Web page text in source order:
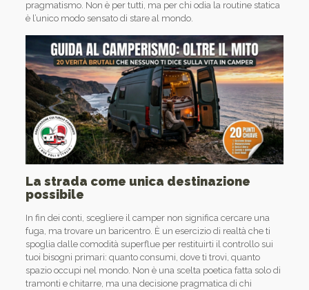
pragmatismo. Non è per tutti, ma per chi odia la routine statica
è l’unico modo sensato di stare al mondo.
La strada come unica destinazione
possibile
In fin dei conti, scegliere il camper non significa cercare una
fuga, ma trovare un baricentro. È un esercizio di realtà che ti
spoglia dalle comodità superflue per restituirti il controllo sui
tuoi bisogni primari: quanto consumi, dove ti trovi, quanto
spazio occupi nel mondo. Non è una scelta poetica fatta solo di
tramonti e chitarre, ma una decisione pragmatica di chi